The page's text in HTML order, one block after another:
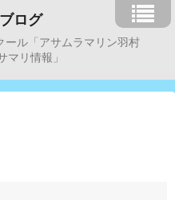
ログ
ール「アサムラマリン羽村
マリ情報」